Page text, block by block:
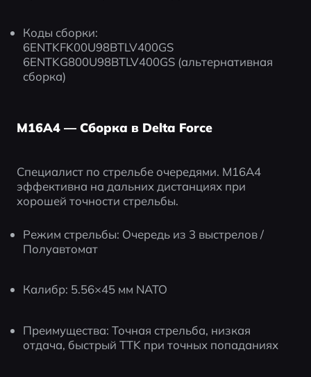
Коды сборки:
6ENTKFK00U98BTLV400GS
6ENTKG800U98BTLV400GS (альтернативная
сборка)
M16A4 — Сборка в Delta Force
Специалист по стрельбе очередями. M16A4
эффективна на дальних дистанциях при
хорошей точности стрельбы.
Режим стрельбы: Очередь из 3 выстрелов /
Полуавтомат
Калибр: 5.56×45 мм NATO
Преимущества: Точная стрельба, низкая
отдача, быстрый TTK при точных попаданиях